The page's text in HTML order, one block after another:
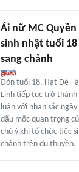
Ái nữ MC
sinh nhật tuổi
sang chảnh
Đón tuổi 18, Hạt Dẻ -
Linh tiếp tục trở
luận với nhan sắc
dấu mốc quan trọng
chú ý khi tổ chức tiệc
chảnh trên du thuyền.